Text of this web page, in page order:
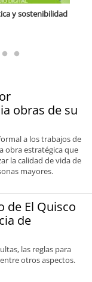
obras de su
a los trabajos de
obra estratégica que
la calidad de vida de
mayores.
de El Quisco
de
las reglas para
otros aspectos.